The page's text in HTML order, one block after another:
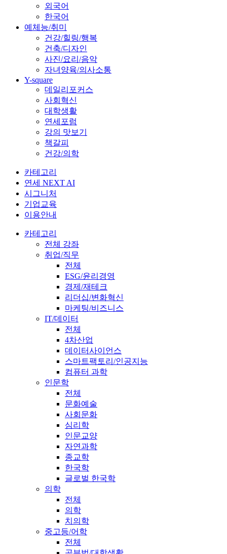
외국어
한국어
예체능/취미
건강/힐링/행복
건축/디자인
사진/요리/음악
자녀양육/의사소통
Y-square
데일리포커스
사회혁신
대학생활
연세포럼
강의 맛보기
책갈피
건강/의학
카테고리
연세 NEXT AI
시그니처
기업교육
이용안내
카테고리
전체 강좌
취업/직무
전체
ESG/윤리경영
경제/재테크
리더십/변화혁신
마케팅/비즈니스
IT/데이터
전체
4차산업
데이터사이언스
스마트팩토리/인공지능
컴퓨터 과학
인문학
전체
문화예술
사회문화
심리학
인문교양
자연과학
종교학
한국학
글로벌 한국학
의학
전체
의학
치의학
중고등/어학
전체